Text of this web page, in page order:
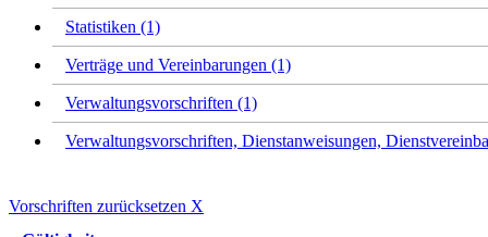
Statistiken (1)
Verträge und Vereinbarungen (1)
Verwaltungsvorschriften (1)
Verwaltungsvorschriften, Dienstanweisungen,
Vorschriften zurücksetzen X